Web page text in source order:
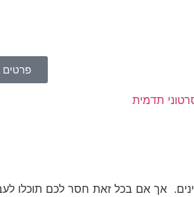
פרטים
אך אם בכל זאת חסר לכם תוכלו